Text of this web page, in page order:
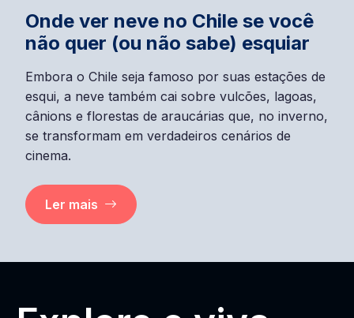
Onde ver neve no Chile se você
não quer (ou não sabe) esquiar
Embora o Chile seja famoso por suas estações de
esqui, a neve também cai sobre vulcões, lagoas,
cânions e florestas de araucárias que, no inverno,
se transformam em verdadeiros cenários de
cinema.
Ler mais